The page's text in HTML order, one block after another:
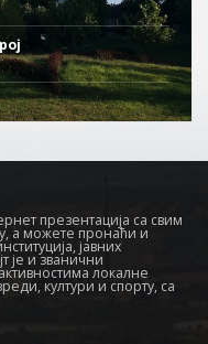
презентација са свим
а можете пронаћи и
јавних
је и званични
локалне
култури и спорту, са